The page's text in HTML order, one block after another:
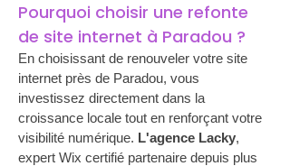
Pourquoi choisir une refonte
de site internet à Paradou ?
En choisissant de renouveler votre site
internet près de Paradou, vous
investissez directement dans la
croissance locale tout en renforçant votre
visibilité numérique. L'agence Lacky,
expert Wix certifié partenaire depuis plus